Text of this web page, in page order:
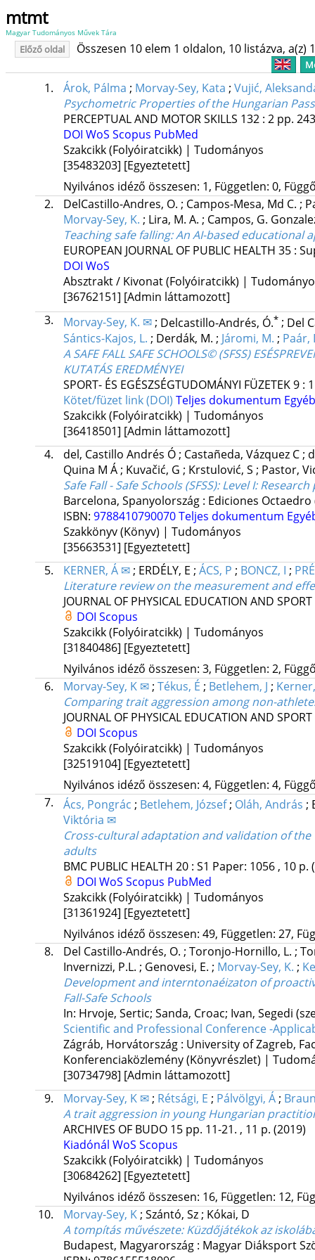
mtmt
Magyar Tudományos Művek Tára
Előző oldal Összesen 10 elem 1 oldalon, 10 listázva, a(z)
1. Árok, Pálma ; Morvay-Sey, Kata ; Vujić,
Psychometric Properties of the Hungarian
PERCEPTUAL AND MOTOR SKILLS 132: 2 pp.
DOI WoS Scopus PubMed
Szakcikk (Folyóiratcikk) | Tudományos
[35483203] [Egyeztetett]
Nyilvános idéző összesen: 1, Független: 0,
2.
DelCastillo-Andres, O. ; Campos-Mesa, Md C. ;
Morvay-Sey, K. ; Lira, M. A. ; Campos, G.
Teaching safe falling: An AI-based
EUROPEAN JOURNAL OF PUBLIC HEALTH 35:
DOI WoS
Absztrakt / Kivonat (Folyóiratcikk) |
[36762151] [Admin láttamozott]
3.
Morvay-Sey, K. ✉; Delcastillo-Andrés, Ó.* ; Del
Sántics-Kajos, L. ; Derdák, M. ; Járomi, M. ; Paár,
A SAFE FALL SAFE SCHOOLS© (SFSS)
KUTATÁS EREDMÉNYEI
SPORT- ÉS EGÉSZSÉGTUDOMÁNYI FÜZETEK9: 1
Kötet/füzet link (DOI) Teljes dokumentum
Szakcikk (Folyóiratcikk) | Tudományos
[36418501] [Admin láttamozott]
4.
del, Castillo Andrés Ó ; Castañeda, Vázquez C ;
Quina M Á ; Kuvačić, G ; Krstulović, S ; Pastor,
Safe Fall - Safe Schools (SFSS): Level I:
Barcelona, Spanyolország : Ediciones Octaedro
ISBN: 9788410790070Teljes dokumentum
Szakkönyv (Könyv) | Tudományos
[35663531] [Egyeztetett]
5.
KERNER, Á ✉ ; ERDÉLY, E ; ÁCS, P ; BONCZ, I ;
Literature review on the measurement and
JOURNAL OF PHYSICAL EDUCATION AND SPORT
DOI Scopus
Szakcikk (Folyóiratcikk) | Tudományos
[31840486] [Egyeztetett]
Nyilvános idéző összesen: 3, Független: 2,
6.
Morvay-Sey, K ✉ ; Tékus, É ; Betlehem, J ;
Comparing trait aggression among non-
JOURNAL OF PHYSICAL EDUCATION AND SPORT
DOI Scopus
Szakcikk (Folyóiratcikk) | Tudományos
[32519104] [Egyeztetett]
Nyilvános idéző összesen: 4, Független: 4,
7.
Ács, Pongrác ; Betlehem, József ; Oláh, András ;
Viktória ✉
Cross-cultural adaptation and validation of
adults
BMC PUBLIC HEALTH 20: S1 Paper: 1056 , 10 p.
DOI WoS Scopus PubMed
Szakcikk (Folyóiratcikk) | Tudományos
[31361924] [Egyeztetett]
Nyilvános idéző összesen: 49, Független: 27,
8.
Del Castillo-Andrés, O. ; Toronjo-Hornillo, L. ;
Invernizzi, P.L. ; Genovesi, E. ; Morvay-Sey, K. ;
Development and interntonaéizaton of
Fall-Safe Schools
In: Hrvoje, Sertic; Sanda, Croac; Ivan, Segedi
Scientific and Professional Conference -
Zágráb, Horvátország : University of Zagreb,
Konferenciaközlemény (Könyvrészlet) |
[30734798] [Admin láttamozott]
9.
Morvay-Sey, K ✉ ; Rétsági, E ; Pálvölgyi, Á ;
A trait aggression in young Hungarian
ARCHIVES OF BUDO 15 pp. 11-21. , 11 p. (2019)
Kiadónál WoS Scopus
Szakcikk (Folyóiratcikk) | Tudományos
[30684262] [Egyeztetett]
Nyilvános idéző összesen: 16, Független: 12,
10.
Morvay-Sey, K ; Szántó, Sz ; Kókai, D
A tompítás művészete: Küzdőjátékok az
Budapest, Magyarország : Magyar Diáksport